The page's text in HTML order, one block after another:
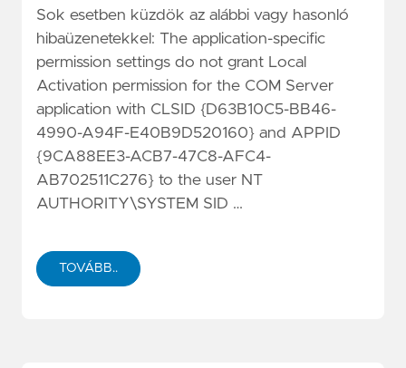
Sok esetben küzdök az alábbi vagy hasonló
hibaüzenetekkel: The application-specific
permission settings do not grant Local
Activation permission for the COM Server
application with CLSID {D63B10C5-BB46-
4990-A94F-E40B9D520160} and APPID
{9CA88EE3-ACB7-47C8-AFC4-
AB702511C276} to the user NT
AUTHORITY\SYSTEM SID …
TOVÁBB..